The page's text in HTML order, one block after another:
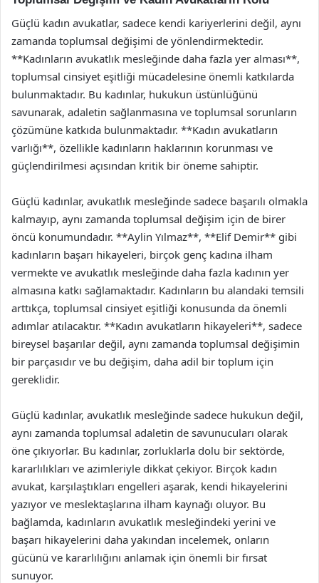
Güçlü kadın avukatlar, sadece kendi kariyerlerini değil, aynı
zamanda toplumsal değişimi de yönlendirmektedir.
**Kadınların avukatlık mesleğinde daha fazla yer alması**,
toplumsal cinsiyet eşitliği mücadelesine önemli katkılarda
bulunmaktadır. Bu kadınlar, hukukun üstünlüğünü
savunarak, adaletin sağlanmasına ve toplumsal sorunların
çözümüne katkıda bulunmaktadır. **Kadın avukatların
varlığı**, özellikle kadınların haklarının korunması ve
güçlendirilmesi açısından kritik bir öneme sahiptir.
Güçlü kadınlar, avukatlık mesleğinde sadece başarılı olmakla
kalmayıp, aynı zamanda toplumsal değişim için de birer
öncü konumundadır. **Aylin Yılmaz**, **Elif Demir** gibi
kadınların başarı hikayeleri, birçok genç kadına ilham
vermekte ve avukatlık mesleğinde daha fazla kadının yer
almasına katkı sağlamaktadır. Kadınların bu alandaki temsili
arttıkça, toplumsal cinsiyet eşitliği konusunda da önemli
adımlar atılacaktır. **Kadın avukatların hikayeleri**, sadece
bireysel başarılar değil, aynı zamanda toplumsal değişimin
bir parçasıdır ve bu değişim, daha adil bir toplum için
gereklidir.
Güçlü kadınlar, avukatlık mesleğinde sadece hukukun değil,
aynı zamanda toplumsal adaletin de savunucuları olarak
öne çıkıyorlar. Bu kadınlar, zorluklarla dolu bir sektörde,
kararlılıkları ve azimleriyle dikkat çekiyor. Birçok kadın
avukat, karşılaştıkları engelleri aşarak, kendi hikayelerini
yazıyor ve meslektaşlarına ilham kaynağı oluyor. Bu
bağlamda, kadınların avukatlık mesleğindeki yerini ve
başarı hikayelerini daha yakından incelemek, onların
gücünü ve kararlılığını anlamak için önemli bir fırsat
sunuyor.